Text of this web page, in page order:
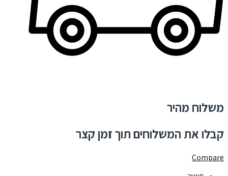
משלוח מהיר
קבלו את המשלוחים תוך זמן קצר
Compare